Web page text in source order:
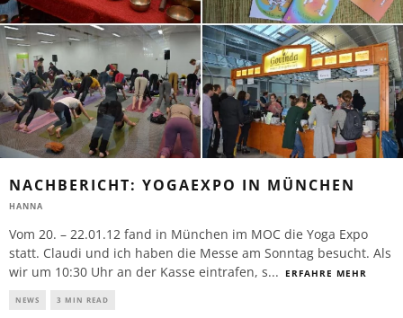
NACHBERICHT: YOGAEXPO IN MÜNCHEN
HANNA
Vom 20. – 22.01.12 fand in München im MOC die Yoga Expo
statt. Claudi und ich haben die Messe am Sonntag besucht. Als
wir um 10:30 Uhr an der Kasse eintrafen, s... ERFAHRE MEHR
NEWS 3 MIN READ